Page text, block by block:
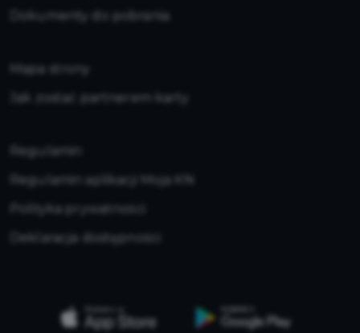
Dokumenty do pobrania
Mapa strony
Jak zostać partnerem karty
Regulamin
Regulamin aplikacji Moja KN
Polityka prywatności
Deklaracja dostępności